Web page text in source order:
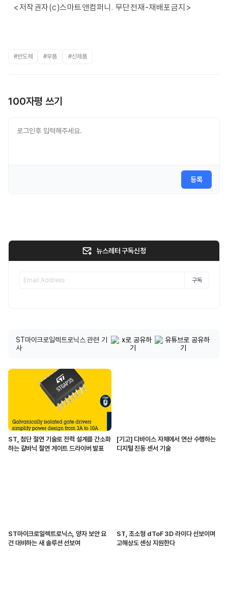
<저작권자(c)스마트앤컴퍼니. 무단전재-재배포금지>
#반도체 #부품 #신제품
100자평 쓰기
등록
뉴스레터 구독신청
구독
ST마이크로일렉트로닉스 관련 기
사
ST, 첨단 절연 기술로 전력 설계를 간소화
하는 갈바닉 절연 게이트 드라이버 발표
[기고] 디바이스 자체에서 연산 수행하는
디지털 진동 센서 기술
ST마이크로일렉트로닉스, 양자 보안 요
건 대비하는 새 솔루션 선보여
ST, 초소형 dToF 3D 라이다 선보이며
고해상도 센싱 지원한다